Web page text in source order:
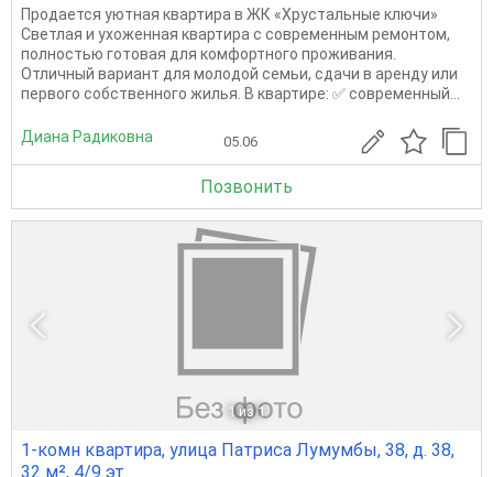
Продается уютная квартира в ЖК «Хрустальные ключи»
Светлая и ухоженная квартира с современным ремонтом,
полностью готовая для комфортного проживания.
Отличный вариант для молодой семьи, сдачи в аренду или
первого собственного жилья. В квартире: ✅ современный...
Диана Радиковна 05.06
Позвонить
1 из 1
1-комн квартира, улица Патриса Лумумбы, 38, д. 38,
32 м², 4/9 эт.